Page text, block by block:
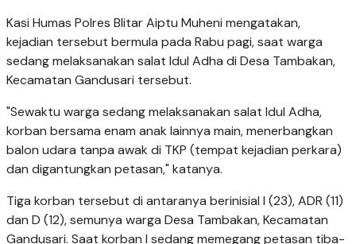
Kasi Humas Polres Blitar Aiptu Muheni mengatakan,
kejadian tersebut bermula pada Rabu pagi, saat warga
sedang melaksanakan salat Idul Adha di Desa Tambakan,
Kecamatan Gandusari tersebut.
"Sewaktu warga sedang melaksanakan salat Idul Adha,
korban bersama enam anak lainnya main, menerbangkan
balon udara tanpa awak di TKP (tempat kejadian perkara)
dan digantungkan petasan," katanya.
Tiga korban tersebut di antaranya berinisial I (23), ADR (11)
dan D (12), semunya warga Desa Tambakan, Kecamatan
Gandusari. Saat korban I sedang memegang petasan tiba-